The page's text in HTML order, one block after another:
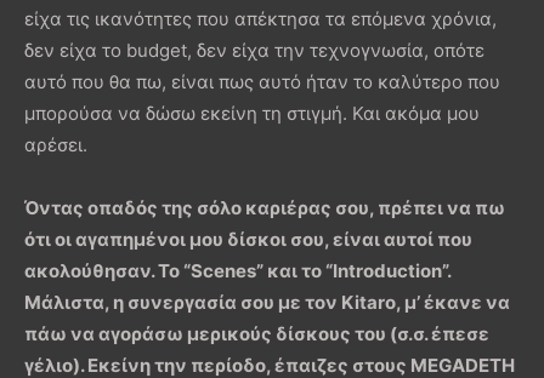
είχα τις ικανότητες που απέκτησα τα επόμενα χρόνια,
δεν είχα το budget, δεν είχα την τεχνογνωσία, οπότε
αυτό που θα πω, είναι πως αυτό ήταν το καλύτερο που
μπορούσα να δώσω εκείνη τη στιγμή. Και ακόμα μου
αρέσει.
Όντας οπαδός της σόλο καριέρας σου, πρέπει να πω
ότι οι αγαπημένοι μου δίσκοι σου, είναι αυτοί που
ακολούθησαν. Το “Scenes” και το “Introduction”.
Μάλιστα, η συνεργασία σου με τον Kitaro, μ’ έκανε να
πάω να αγοράσω μερικούς δίσκους του (σ.σ. έπεσε
γέλιο). Εκείνη την περίοδο, έπαιζες στους MEGADETH